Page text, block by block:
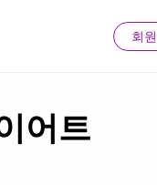
회
어트